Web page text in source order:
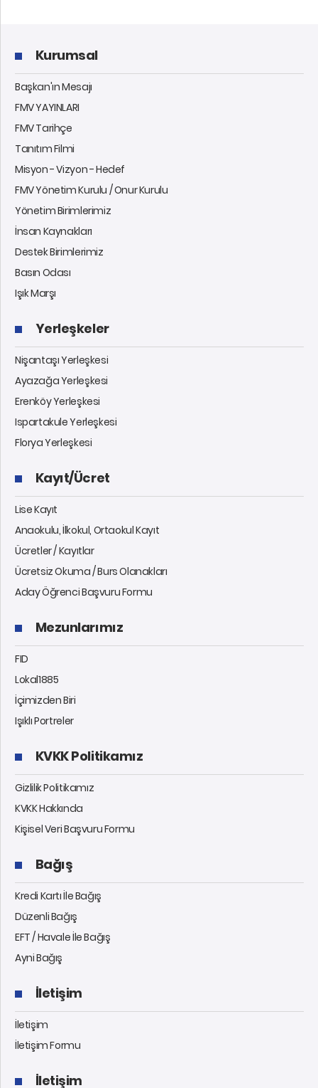
Kurumsal
Başkan'ın Mesajı
FMV YAYINLARI
FMV Tarihçe
Tanıtım Filmi
Misyon - Vizyon - Hedef
FMV Yönetim Kurulu / Onur Kurulu
Yönetim Birimlerimiz
İnsan Kaynakları
Destek Birimlerimiz
Basın Odası
Işık Marşı
Yerleşkeler
Nişantaşı Yerleşkesi
Ayazağa Yerleşkesi
Erenköy Yerleşkesi
Ispartakule Yerleşkesi
Florya Yerleşkesi
Kayıt/Ücret
Lise Kayıt
Anaokulu, İlkokul, Ortaokul Kayıt
Ücretler / Kayıtlar
Ücretsiz Okuma / Burs Olanakları
Aday Öğrenci Başvuru Formu
Mezunlarımız
FID
Lokal1885
İçimizden Biri
Işıklı Portreler
KVKK Politikamız
Gizlilik Politikamız
KVKK Hakkında
Kişisel Veri Başvuru Formu
Bağış
Kredi Kartı İle Bağış
Düzenli Bağış
EFT / Havale İle Bağış
Ayni Bağış
İletişim
İletişim
İletişim Formu
İletişim